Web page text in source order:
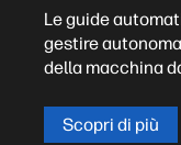
Le guide
gestire
della macchina
Scopri di più